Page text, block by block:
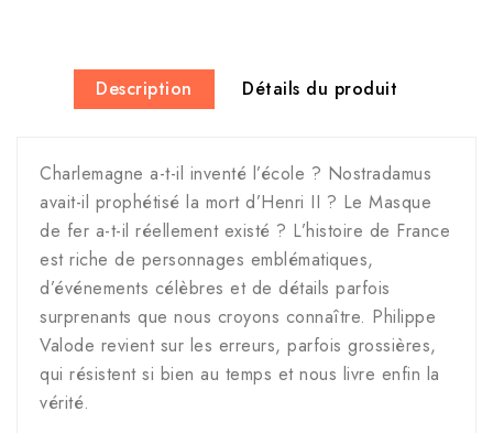
Description Détails du produit
Charlemagne a-t-il inventé l’école ? Nostradamus
avait-il prophétisé la mort d’Henri II ? Le Masque
de fer a-t-il réellement existé ? L’histoire de France
est riche de personnages emblématiques,
d’événements célèbres et de détails parfois
surprenants que nous croyons connaître. Philippe
Valode revient sur les erreurs, parfois grossières,
qui résistent si bien au temps et nous livre enfin la
vérité.